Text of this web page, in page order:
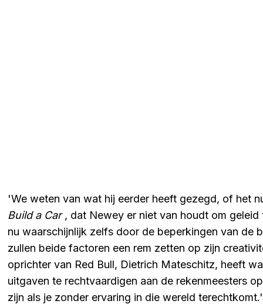
'We weten van wat hij eerder heeft gezegd, of het
Build a Car, dat Newey er niet van houdt om
nu waarschijnlijk zelfs door de beperkingen van de
zullen beide factoren een rem zetten op zijn
oprichter van Red Bull, Dietrich Mateschitz, heeft
uitgaven te rechtvaardigen aan de rekenmeesters
zijn als je zonder ervaring in die wereld terechtkomt.'